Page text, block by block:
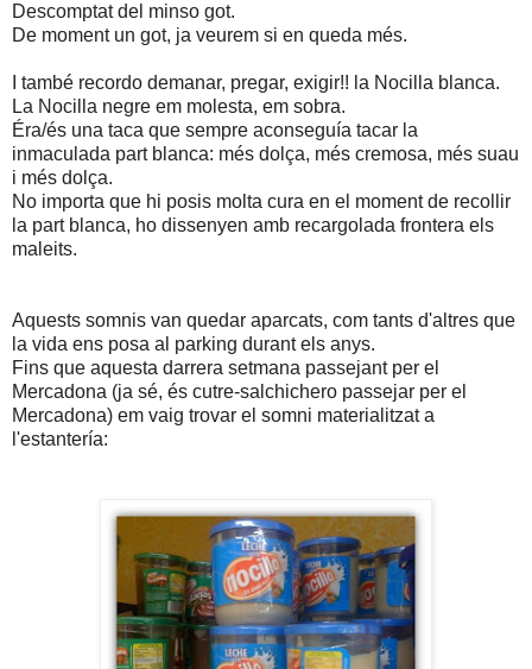
Descomptat del minso got.
De moment un got, ja veurem si en queda més.
I també recordo demanar, pregar, exigir!! la Nocilla blanca.
La Nocilla negre em molesta, em sobra.
Éra/és una taca que sempre aconseguía tacar la
inmaculada part blanca: més dolça, més cremosa, més suau
i més dolça.
No importa que hi posis molta cura en el moment de recollir
la part blanca, ho dissenyen amb recargolada frontera els
maleits.
Aquests somnis van quedar aparcats, com tants d'altres que
la vida ens posa al parking durant els anys.
Fins que aquesta darrera setmana passejant per el
Mercadona (ja sé, és cutre-salchichero passejar per el
Mercadona) em vaig trovar el somni materialitzat a
l'estantería: